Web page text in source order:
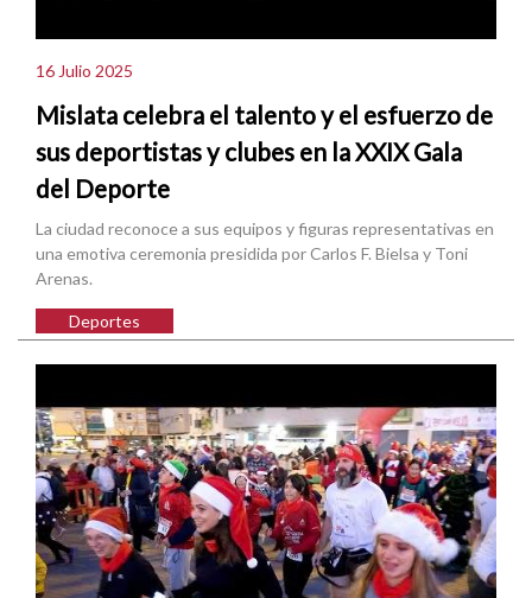
16 Julio 2025
Mislata celebra el talento y el esfuerzo de
sus deportistas y clubes en la XXIX Gala
del Deporte
La ciudad reconoce a sus equipos y figuras representativas en
una emotiva ceremonia presidida por Carlos F. Bielsa y Toni
Arenas.
Deportes